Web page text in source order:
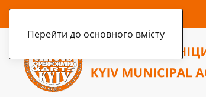
Перейти до основного вмісту